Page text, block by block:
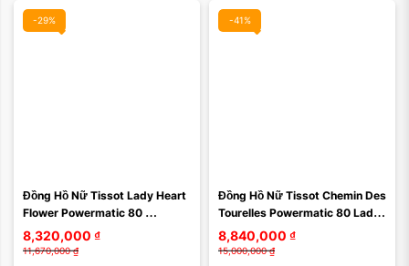
-29%
Đồng Hồ Nữ Tissot Lady Heart
Flower Powermatic 80
T050.207.11.117.05
(T0502071111705) Màu Bạc
8,320,000 ₫
11,670,000 ₫
-41%
Đồng Hồ Nữ Tissot Chemin Des
Tourelles Powermatic 80 Lady
T0992071611800 Màu Đỏ
8,840,000 ₫
15,000,000 ₫
Xóa Xóa